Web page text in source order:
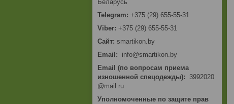
Беларусь
+375 (29) 655-55-31
+375 (29) 655-55-31
smartikon.by
Email
info@smartikon.by
Email (по вопросам приема
изношенной спецодежды)
3992020
@mail.ru
Уполномоченные по защите прав